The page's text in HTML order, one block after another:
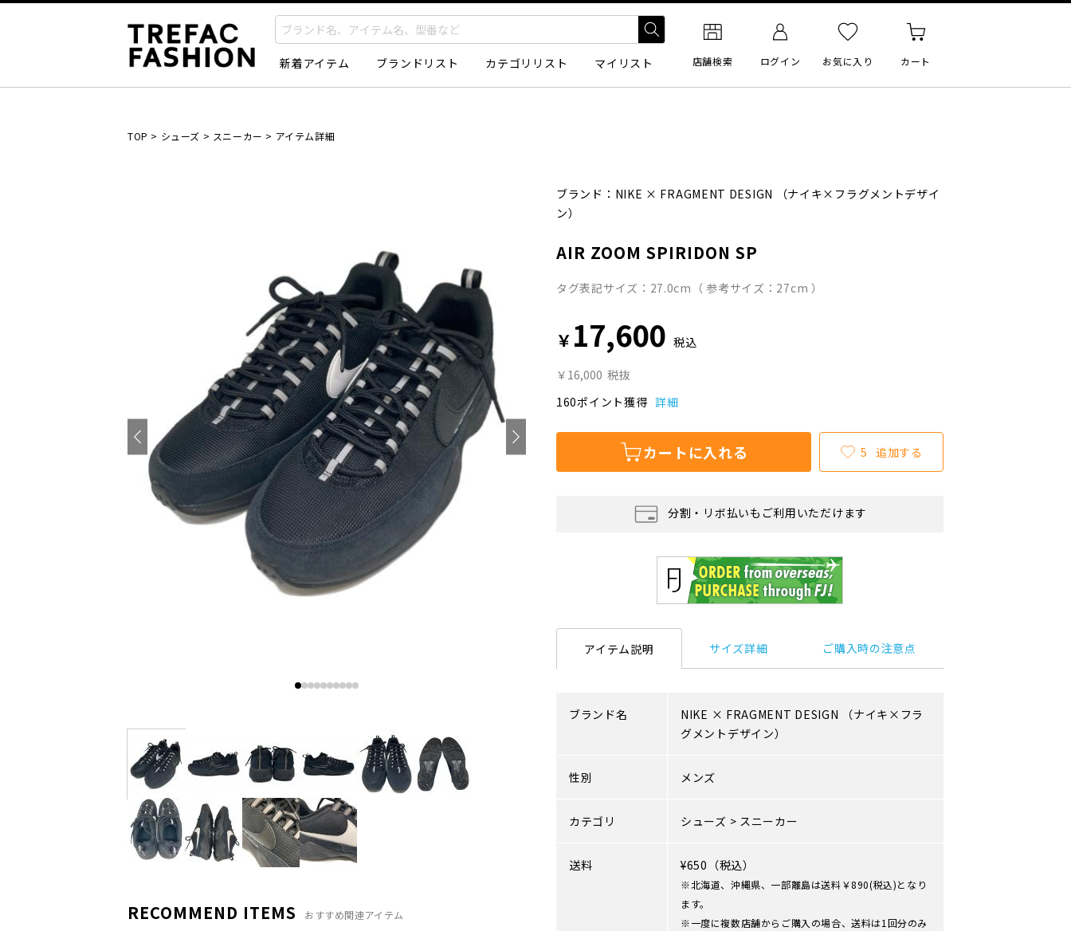
新着アイテム ブランドリスト カテゴリリスト マイリスト 店舗検索 ログイン お気に入り カート
TOP > シューズ > スニーカー > アイテム詳細
RECOMMEND ITEMS おすすめ関連アイテム
ブランド： NIKE × FRAGMENT DESIGN （ナイキ×フラグメントデザイ
ン）
AIR ZOOM SPIRIDON SP
タグ表記サイズ：27.0cm（ 参考サイズ：27cm ）
￥ 17,600 税込
￥16,000 税抜
160ポイント獲得 詳細
カートに入れる 5 追加する
分割・リボ払いもご利用いただけます
アイテム説明 サイズ詳細 ご購入時の注意点
ブランド名 NIKE × FRAGMENT DESIGN （ナイキ×フラ
グメントデザイン）
性別 メンズ
カテゴリ シューズ > スニーカー
送料 ¥650（税込）
※北海道、沖縄県、一部離島は送料￥890(税込)となり
ます。
※一度に複数店舗からご購入の場合、送料は1回分のみ